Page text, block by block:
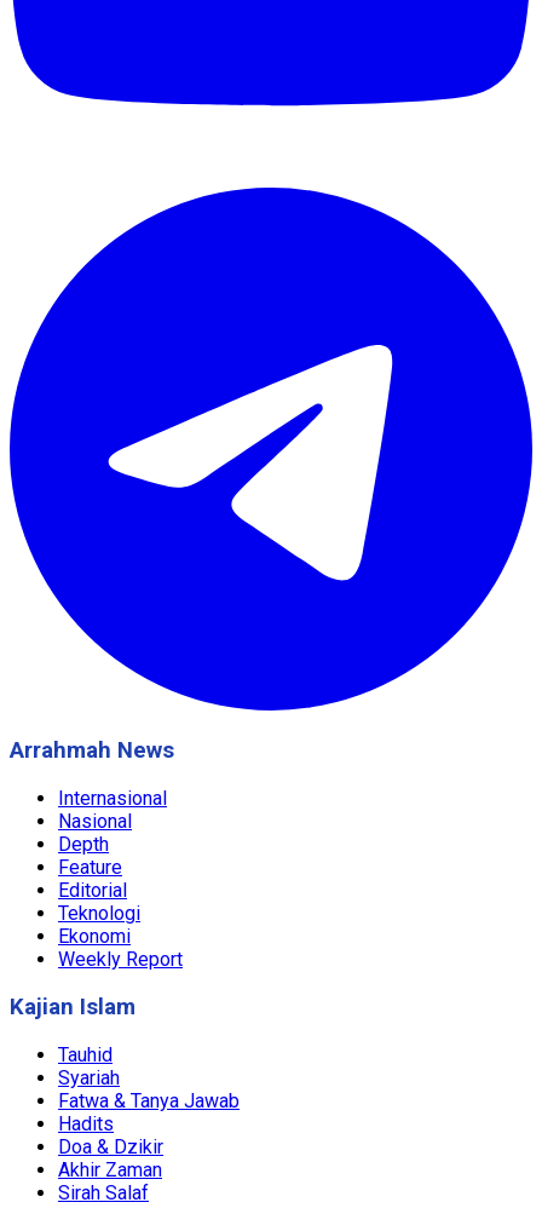
Arrahmah News
Internasional
Nasional
Depth
Feature
Editorial
Teknologi
Ekonomi
Weekly Report
Kajian Islam
Tauhid
Syariah
Fatwa & Tanya Jawab
Hadits
Doa & Dzikir
Akhir Zaman
Sirah Salaf